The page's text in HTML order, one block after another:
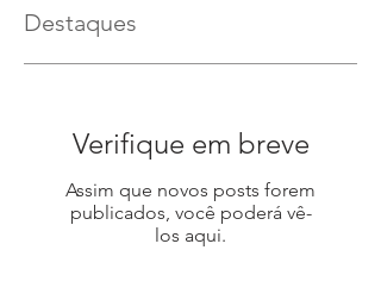
Destaques
Verifique em breve
Assim que novos posts forem
publicados, você poderá vê-
los aqui.